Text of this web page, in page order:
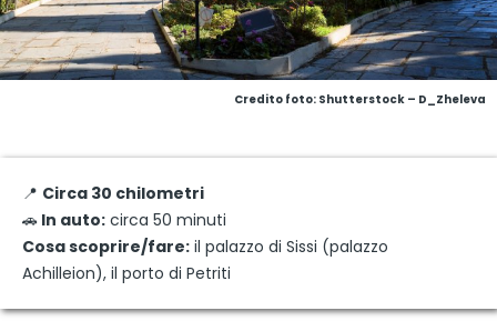
Credito foto: Shutterstock – D_Zheleva
📍 Circa 30 chilometri
🚗 In auto: circa 50 minuti
Cosa scoprire/fare: il palazzo di Sissi (palazzo
Achilleion), il porto di Petriti